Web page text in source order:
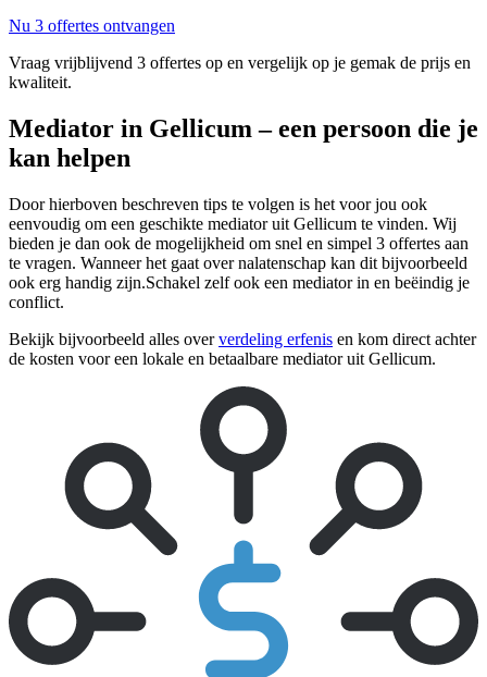
Nu 3 offertes ontvangen
Vraag vrijblijvend 3 offertes op en vergelijk op je gemak de prijs en
kwaliteit.
Mediator in Gellicum – een persoon die je
kan helpen
Door hierboven beschreven tips te volgen is het voor jou ook
eenvoudig om een geschikte mediator uit Gellicum te vinden. Wij
bieden je dan ook de mogelijkheid om snel en simpel 3 offertes aan
te vragen. Wanneer het gaat over nalatenschap kan dit bijvoorbeeld
ook erg handig zijn.Schakel zelf ook een mediator in en beëindig je
conflict.
Bekijk bijvoorbeeld alles oververdeling erfenis en kom direct achter
de kosten voor een lokale en betaalbare mediator uit Gellicum.